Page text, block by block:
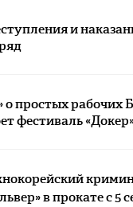
и
о простых рабочих
фестиваль
в прокате с 5